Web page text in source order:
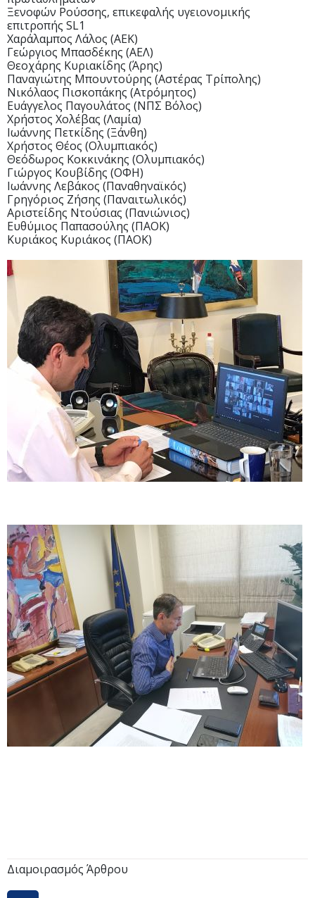
Ξενοφών Ρούσσης, επικεφαλής υγειονομικής
επιτροπής SL1
Χαράλαμπος Λάλος (AEK)
Γεώργιος Μπασδέκης (ΑΕΛ)
Θεοχάρης Κυριακίδης (Άρης)
Παναγιώτης Μπουντούρης (Αστέρας Τρίπολης)
Νικόλαος Πισκοπάκης (Ατρόμητος)
Ευάγγελος Παγουλάτος (ΝΠΣ Βόλος)
Χρήστος Χολέβας (Λαμία)
Ιωάννης Πετκίδης (Ξάνθη)
Χρήστος Θέος (Ολυμπιακός)
Θεόδωρος Κοκκινάκης (Ολυμπιακός)
Γιώργος Κουβίδης (ΟΦΗ)
Ιωάννης Λεβάκος (Παναθηναϊκός)
Γρηγόριος Ζήσης (Παναιτωλικός)
Αριστείδης Ντούσιας (Πανιώνιος)
Ευθύμιος Παπασούλης (ΠΑΟΚ)
Κυριάκος Κυριάκος (ΠΑΟΚ)
Διαμοιρασμός Άρθρου